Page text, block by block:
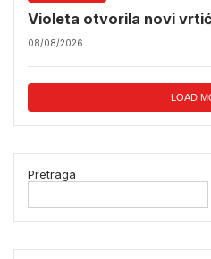
Violeta otvorila novi
08/08/2026
LOAD
Pretraga